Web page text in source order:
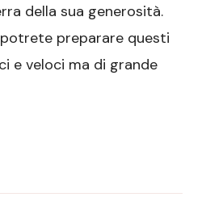
della sua generosità.
potrete preparare questi
e veloci ma di grande